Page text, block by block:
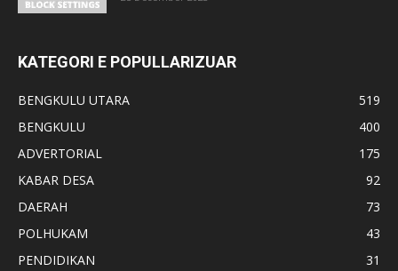
KATEGORI E POPULLARIZUAR
BENGKULU UTARA
519
BENGKULU
400
ADVERTORIAL
175
KABAR DESA
92
DAERAH
73
POLHUKAM
43
PENDIDIKAN
31